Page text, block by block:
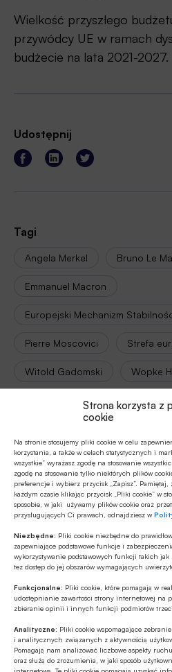
Strona korzysta z
cookie
Na stronie stosujemy pliki cookie w celu
korzystania, a także w celach statystycznych i
wszystkie” wyrażasz zgodę na stosowanie
zgodę na stosowanie tylko niektórych plików
preferencje i wybierz przycisk „Zapisz”.
każdym czasie klikając przycisk „Pliki cookie” w
sposobie, w jaki używamy plików cookie oraz
przysługujących Ci prawach, odnajdziesz w
Niezbędne: Pliki cookie niezbędne do
zapewniające podstawowe funkcje i
wykorzystywanie podstawowych funkcji takich
tez dostęp do jej obszarów wymagających
Funkcjonalne: Pliki cookie, które pomagają w
udostępnianie zawartości strony internetowej na
zbieranie opinii i innych funkcji podmiotów
Analityczne: Pliki cookie wspomagające
i analitycznych związanych z aktywnością
Pomagają nam analizować liczbowe aspekty
oraz służą do zrozumienia, w jaki sposób
internetową. Te pliki cookie pomagają uzyskać
Wielkość przyszłego
przywódcy UE w ramach
budżecie na lata 2021-2027.
Udostępnij
Tagi
Angela Merkel Bruno Le
Emmanuel Macron
Europejski Mechanizm
Pierre Moscovici Strefa
Witold Gadomski Wopke
Witold Gadomski
Źródło
Gazeta Wyborcza
Polecamy
MULTIMEDIA
Banki mogą
przemysł